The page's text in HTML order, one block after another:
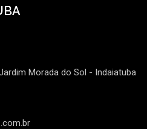
Morada do Sol - Indaiatuba